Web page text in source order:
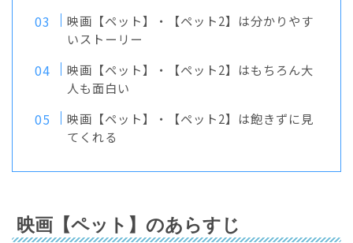
映画【ペット】・【ペット2】は分かりやす
いストーリー
映画【ペット】・【ペット2】はもちろん大
人も面白い
映画【ペット】・【ペット2】は飽きずに見
てくれる
映画【ペット】のあらすじ